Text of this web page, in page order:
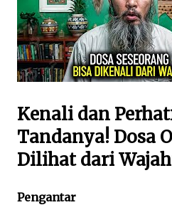
Kenali dan
Tandanya! Dosa
Dilihat dari
Pengantar